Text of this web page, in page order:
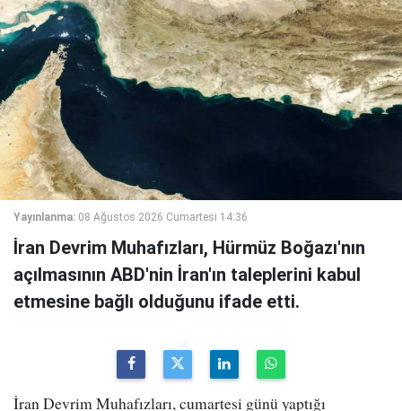
Yayınlanma: 08 Ağustos 2026 Cumartesi 14:36
İran Devrim Muhafızları, Hürmüz Boğazı'nın
açılmasının ABD'nin İran'ın taleplerini kabul
etmesine bağlı olduğunu ifade etti.
İran Devrim Muhafızları, cumartesi günü yaptığı